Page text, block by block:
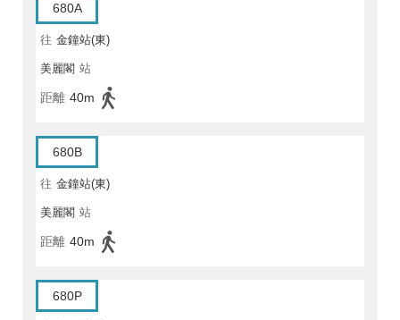
680A
往 金鐘站(東)
美麗閣 站
距離 40m
680B
往 金鐘站(東)
美麗閣 站
距離 40m
680P